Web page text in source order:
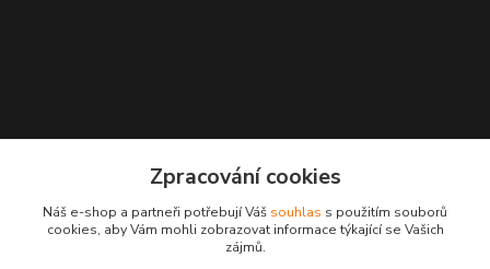
Zpracování cookies
Náš e-shop a partneři potřebují Váš souhlas s použitím souborů
cookies, aby Vám mohli zobrazovat informace týkající se Vašich
zájmů.